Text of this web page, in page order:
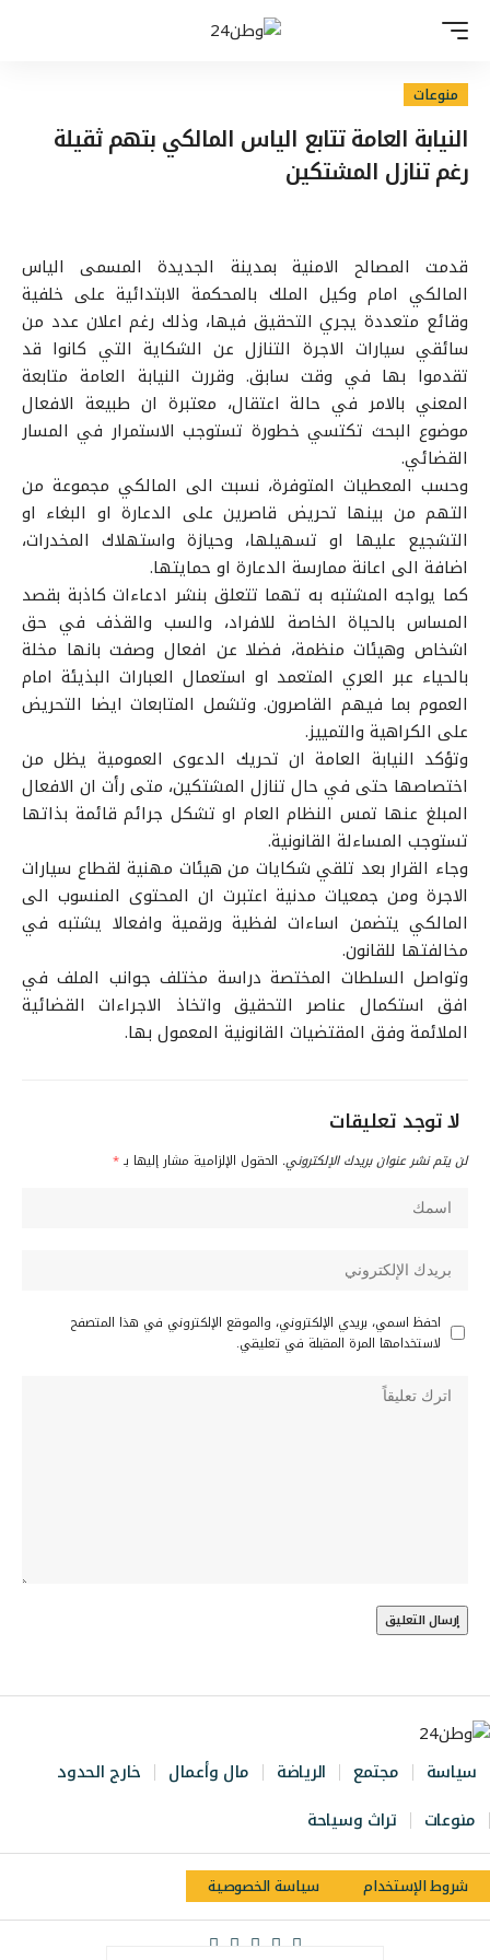
منوعات
النيابة العامة تتابع الياس المالكي بتهم ثقيلة
رغم تنازل المشتكين
قدمت المصالح الامنية بمدينة الجديدة المسمى الياس
المالكي امام وكيل الملك بالمحكمة الابتدائية على خلفية
وقائع متعددة يجري التحقيق فيها، وذلك رغم اعلان عدد من
سائقي سيارات الاجرة التنازل عن الشكاية التي كانوا قد
تقدموا بها في وقت سابق. وقررت النيابة العامة متابعة
المعني بالامر في حالة اعتقال، معتبرة ان طبيعة الافعال
موضوع البحث تكتسي خطورة تستوجب الاستمرار في المسار
القضائي.
وحسب المعطيات المتوفرة، نسبت الى المالكي مجموعة من
التهم من بينها تحريض قاصرين على الدعارة او البغاء او
التشجيع عليها او تسهيلها، وحيازة واستهلاك المخدرات،
اضافة الى اعانة ممارسة الدعارة او حمايتها.
كما يواجه المشتبه به تهما تتعلق بنشر ادعاءات كاذبة بقصد
المساس بالحياة الخاصة للافراد، والسب والقذف في حق
اشخاص وهيئات منظمة، فضلا عن افعال وصفت بانها مخلة
بالحياء عبر العري المتعمد او استعمال العبارات البذيئة امام
العموم بما فيهم القاصرون. وتشمل المتابعات ايضا التحريض
على الكراهية والتمييز.
وتؤكد النيابة العامة ان تحريك الدعوى العمومية يظل من
اختصاصها حتى في حال تنازل المشتكين، متى رأت ان الافعال
المبلغ عنها تمس النظام العام او تشكل جرائم قائمة بذاتها
تستوجب المساءلة القانونية.
وجاء القرار بعد تلقي شكايات من هيئات مهنية لقطاع سيارات
الاجرة ومن جمعيات مدنية اعتبرت ان المحتوى المنسوب الى
المالكي يتضمن اساءات لفظية ورقمية وافعالا يشتبه في
مخالفتها للقانون.
وتواصل السلطات المختصة دراسة مختلف جوانب الملف في
افق استكمال عناصر التحقيق واتخاذ الاجراءات القضائية
الملائمة وفق المقتضيات القانونية المعمول بها.
لا توجد تعليقات
لن يتم نشر عنوان بريدك الإلكتروني. الحقول الإلزامية مشار إليها بـ*
احفظ اسمي، بريدي الإلكتروني، والموقع الإلكتروني في هذا المتصفح
لاستخدامها المرة المقبلة في تعليقي.
سياسة مجتمع الرياضة مال وأعمال
خارج الحدود
منوعات
تراث وسياحة
شروط الإستخدام سياسة الخصوصية